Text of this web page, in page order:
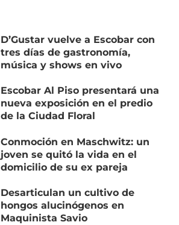
D’Gustar vuelve a Escobar con
tres días de gastronomía,
música y shows en vivo
Escobar Al Piso presentará una
nueva exposición en el predio
de la Ciudad Floral
Conmoción en Maschwitz: un
joven se quitó la vida en el
domicilio de su ex pareja
Desarticulan un cultivo de
hongos alucinógenos en
Maquinista Savio